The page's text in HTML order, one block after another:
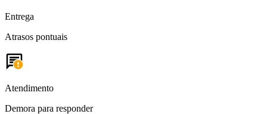
Entrega
Atrasos pontuais
Atendimento
Demora para responder